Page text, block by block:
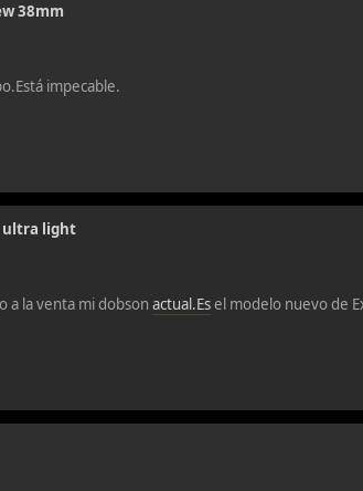
38mm
impecable.
ultra light
a la venta mi dobsonactual.Esel modelo nuevo de